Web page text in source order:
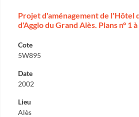
Projet d'aménagement de l'Hôtel
d'Agglo du Grand Alès. Plans n° 1
Cote
5W895
Date
2002
Lieu
Alès